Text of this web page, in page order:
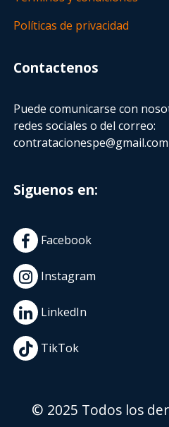
Políticas de privacidad
Contactenos
Puede comunicarse con
redes sociales o del correo:
contratacionespe@gmail.com
Siguenos en:
Facebook
Instagram
LinkedIn
TikTok
© 2025 Todos los